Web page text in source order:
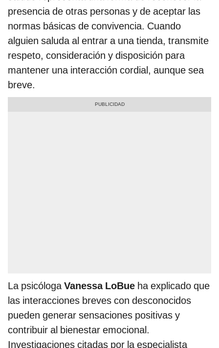
presencia de otras personas y de aceptar las
normas básicas de convivencia. Cuando
alguien saluda al entrar a una tienda, transmite
respeto, consideración y disposición para
mantener una interacción cordial, aunque sea
breve.
La psicóloga Vanessa LoBue ha explicado que
las interacciones breves con desconocidos
pueden generar sensaciones positivas y
contribuir al bienestar emocional.
Investigaciones citadas por la especialista